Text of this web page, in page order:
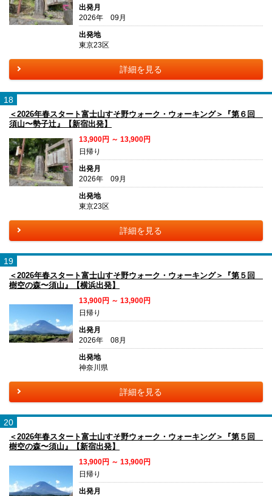
出発月
2026年 09月
出発地
東京23区
詳細を見る
18
＜2026年春スタート富士山すそ野ウォーク・ウォーキング＞『第６回
須山〜勢子辻』【新宿出発】
13,900円 ～ 13,900円
日帰り
出発月
2026年 09月
出発地
東京23区
詳細を見る
19
＜2026年春スタート富士山すそ野ウォーク・ウォーキング＞『第５回
樹空の森〜須山』【横浜出発】
13,900円 ～ 13,900円
日帰り
出発月
2026年 08月
出発地
神奈川県
詳細を見る
20
＜2026年春スタート富士山すそ野ウォーク・ウォーキング＞『第５回
樹空の森〜須山』【新宿出発】
13,900円 ～ 13,900円
日帰り
出発月